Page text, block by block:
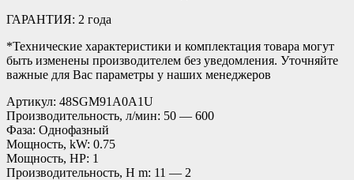
ГАРАНТИЯ: 2 года
*Технические характеристики и комплектация товара могут
быть изменены производителем без уведомления. Уточняйте
важные для Вас параметры у наших менеджеров
Артикул: 48SGM91A0A1U
Производительность, л/мин: 50 — 600
Фаза: Однофазный
Мощность, kW: 0.75
Мощность, HP: 1
Производительность, H m: 11 — 2